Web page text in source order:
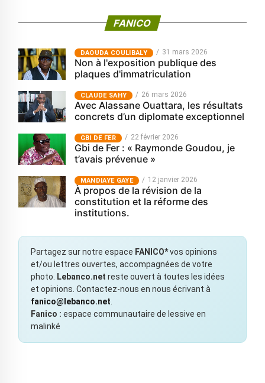
FANICO
‎DAOUDA COULIBALY 31 mars 2026
Non à l'exposition publique des
plaques d'immatriculation
CLAUDE SAHY 26 mars 2026
Avec Alassane Ouattara, les résultats
concrets d’un diplomate exceptionnel
GBI DE FER 22 février 2026
Gbi de Fer : « Raymonde Goudou, je
t’avais prévenue »
MANDIAYE GAYE 12 janvier 2026
À propos de la révision de la
constitution et la réforme des
institutions.
Partagez sur notre espace FANICO*vos opinions
et/ou lettres ouvertes, accompagnées de votre
photo.
Lebanco.net reste ouvert à toutes les idées
et opinions. Contactez-nous en nous écrivant à
fanico@lebanco.net
Fanico : espace communautaire de lessive en
malinké